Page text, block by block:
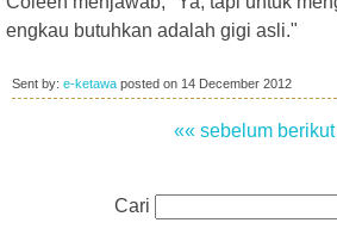
engkau butuhkan adalah gigi asli."
Sent by: e-ketawa posted on 14 December 2012
«« sebelum
Cari